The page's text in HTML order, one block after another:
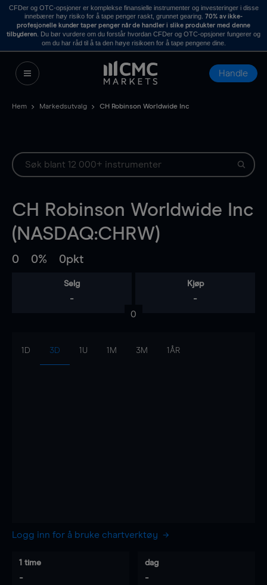
CFDer og OTC-opsjoner er komplekse finansielle instrumenter og investeringer i disse
innebærer høy risiko for å tape penger raskt, grunnet gearing. 70% av ikke-
profesjonelle kunder taper penger når de handler i slike produkter med denne
tilbyderen . Du bør vurdere om du forstår hvordan CFDer og OTC-opsjoner fungerer og
om du har råd til å ta den høye risikoen for å tape pengene dine.
Handle
Hem Markedsutvalg CH Robinson Worldwide Inc
CH Robinson Worldwide Inc
(NASDAQ:CHRW)
0 0% 0pkt
Selg
-
Kjøp
-
0
1D 3D 1U 1M 3M 1ÅR
Logg inn for å bruke chartverktøy
1 time
-
dag
-